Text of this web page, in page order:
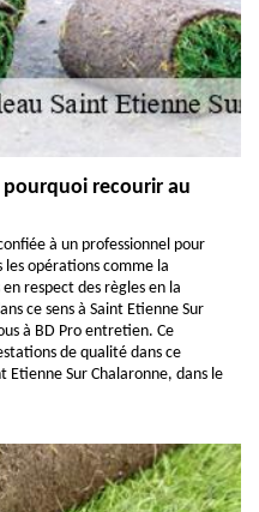
pourquoi recourir au
à un professionnel pour
les opérations comme la
respect des règles en la
ce sens à Saint Etienne Sur
à BD Pro entretien. Ce
de qualité dans ce
Etienne Sur Chalaronne, dans le